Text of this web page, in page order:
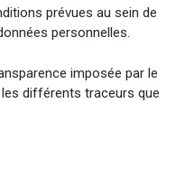
prévues au sein de
personnelles.
imposée par le
différents traceurs que